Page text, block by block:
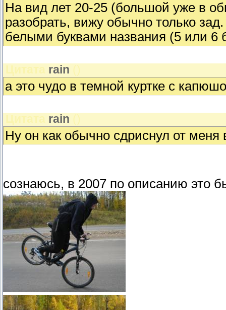
На вид лет 20-25 (большой уже в
разобрать, вижу обычно только
белыми буквами названия (5 или 6
Цитата rain ()
а это чудо в темной куртке с
Цитата rain ()
Ну он как обычно сдриснул от меня
сознаюсь, в 2007 по описанию это